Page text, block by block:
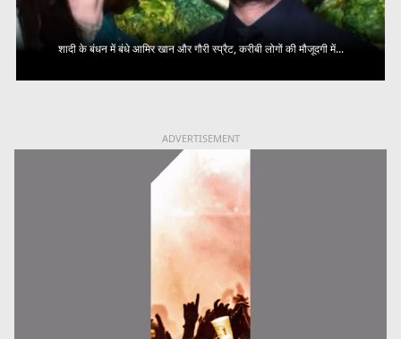
शादी के बंधन में बंधे आमिर खान और गौरी स्प्रैट, करीबी लोगों की मौजूदगी में...
ADVERTISEMENT